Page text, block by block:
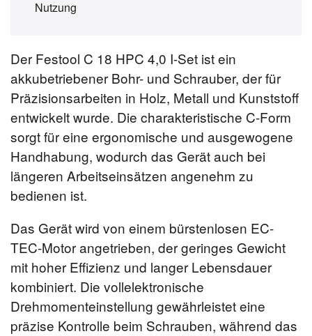
Der Festool C 18 HPC 4,0 I-Set ist ein
akkubetriebener Bohr- und Schrauber, der für
Präzisionsarbeiten in Holz, Metall und Kunststoff
entwickelt wurde. Die charakteristische C-Form
sorgt für eine ergonomische und ausgewogene
Handhabung, wodurch das Gerät auch bei
längeren Arbeitseinsätzen angenehm zu
bedienen ist.
Das Gerät wird von einem bürstenlosen EC-
TEC-Motor angetrieben, der geringes Gewicht
mit hoher Effizienz und langer Lebensdauer
kombiniert. Die vollelektronische
Drehmomenteinstellung gewährleistet eine
präzise Kontrolle beim Schrauben, während das
Nutzung